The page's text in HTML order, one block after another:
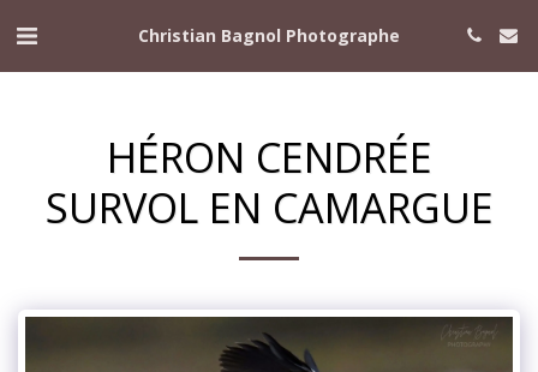
Christian Bagnol Photographe
HÉRON CENDRÉE
SURVOL EN CAMARGUE